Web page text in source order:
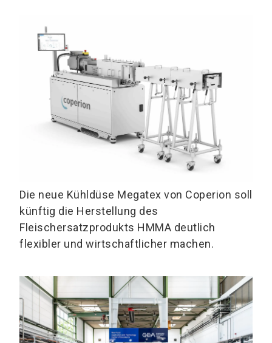
Die neue Kühldüse Megatex von Coperion soll
künftig die Herstellung des
Fleischersatzprodukts HMMA deutlich
flexibler und wirtschaftlicher machen.